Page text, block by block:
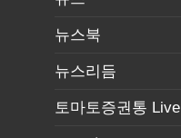
뉴스북
뉴스리듬
토마토증권통 Live